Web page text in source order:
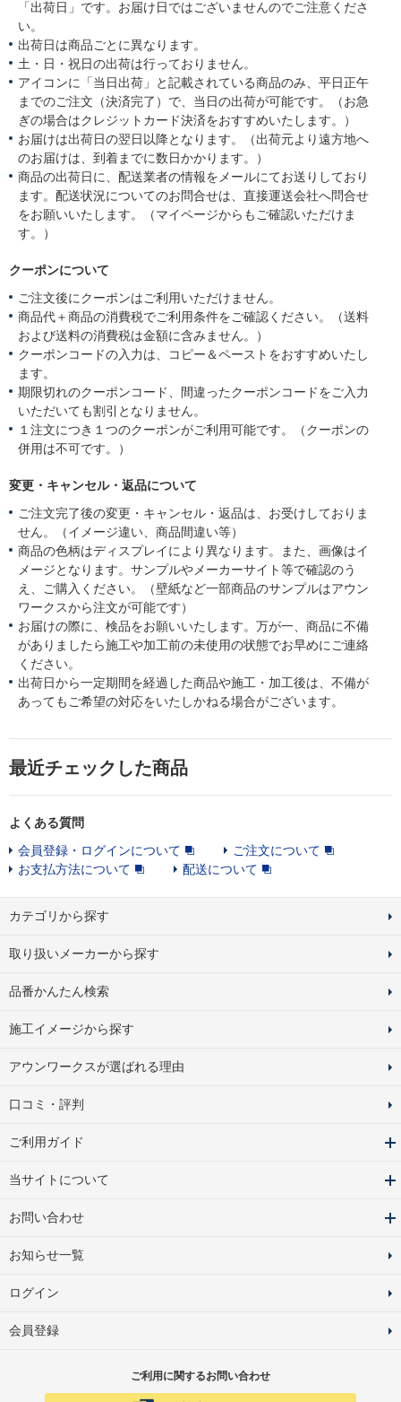
「出荷日」です。お届け日ではございませんのでご注意くださ
い。
出荷日は商品ごとに異なります。
土・日・祝日の出荷は行っておりません。
アイコンに「当日出荷」と記載されている商品のみ、平日正午
までのご注文（決済完了）で、当日の出荷が可能です。（お急
ぎの場合はクレジットカード決済をおすすめいたします。）
お届けは出荷日の翌日以降となります。（出荷元より遠方地へ
のお届けは、到着までに数日かかります。）
商品の出荷日に、配送業者の情報をメールにてお送りしており
ます。配送状況についてのお問合せは、直接運送会社へ問合せ
をお願いいたします。（マイページからもご確認いただけま
す。）
クーポンについて
ご注文後にクーポンはご利用いただけません。
商品代＋商品の消費税でご利用条件をご確認ください。（送料
および送料の消費税は金額に含みません。）
クーポンコードの入力は、コピー＆ペーストをおすすめいたし
ます。
期限切れのクーポンコード、間違ったクーポンコードをご入力
いただいても割引となりません。
１注文につき１つのクーポンがご利用可能です。（クーポンの
併用は不可です。）
変更・キャンセル・返品について
ご注文完了後の変更・キャンセル・返品は、お受けしておりま
せん。（イメージ違い、商品間違い等）
商品の色柄はディスプレイにより異なります。また、画像はイ
メージとなります。サンプルやメーカーサイト等で確認のう
え、ご購入ください。（壁紙など一部商品のサンプルはアウン
ワークスから注文が可能です）
お届けの際に、検品をお願いいたします。万が一、商品に不備
がありましたら施工や加工前の未使用の状態でお早めにご連絡
ください。
出荷日から一定期間を経過した商品や施工・加工後は、不備が
あってもご希望の対応をいたしかねる場合がございます。
最近チェックした商品
よくある質問
会員登録・ログインについて
ご注文について
お支払方法について
配送について
カテゴリから探す
取り扱いメーカーから探す
品番かんたん検索
施工イメージから探す
アウンワークスが選ばれる理由
口コミ・評判
ご利用ガイド
当サイトについて
お問い合わせ
お知らせ一覧
ログイン
会員登録
ご利用に関するお問い合わせ